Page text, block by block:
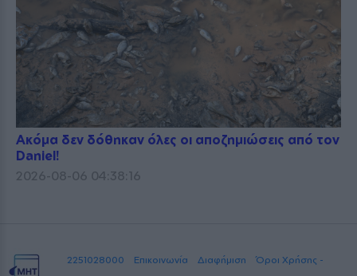
Ακόμα δεν δόθηκαν όλες οι αποζημιώσεις από τον
Daniel!
2026-08-06 04:38:16
2251028000 Επικοινωνία Διαφήμιση Όροι Χρήσης -